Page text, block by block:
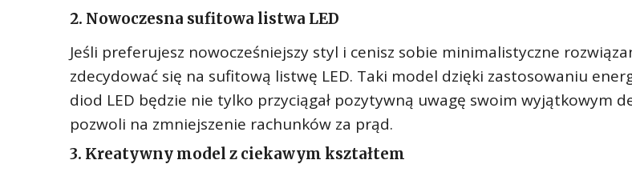
2. Nowoczesna sufitowa listwa LED
Jeśli preferujesz nowocześniejszy styl i cenisz sobie minimalistyczne
zdecydować się na sufitową listwę LED. Taki model dzięki zastosowaniu
diod LED będzie nie tylko przyciągał pozytywną uwagę swoim wyjątkowym
pozwoli na zmniejszenie rachunków za prąd.
3. Kreatywny model z ciekawym kształtem